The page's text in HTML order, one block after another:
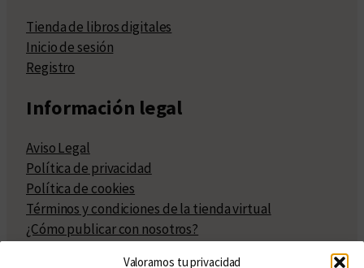
Valoramos tu privacidad
Tienda de libros digitales
Inicio de sesión
Registro
Información legal
Aviso Legal
Política de privacidad
Política de cookies
Términos y condiciones de la tienda virtual
¿Cómo publicar con nosotros?